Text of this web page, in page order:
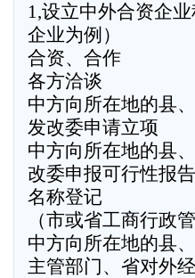
1,设立中外合资企
企业为例）
合资、合作
各方洽谈
中方向所在地的县
发改委申请立项
中方向所在地的县
改委申报可行性报告
名称登记
（市或省工商行政
中方向所在地的县
主管部门、省对外